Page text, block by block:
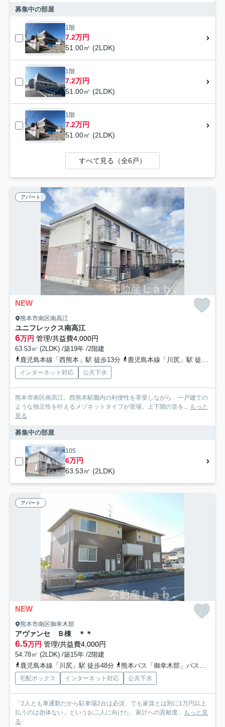
募集中の部屋
1階
7.2万円
51.00㎡ (2LDK)
1階
7.2万円
51.00㎡ (2LDK)
1階
7.2万円
51.00㎡ (2LDK)
すべて見る（全6戸）
アパート
NEW
熊本市南区南高江
ユニフレックス南高江
6万円 管理/共益費4,000円
63.53㎡ (2LDK) /築19年 /2階建
鹿児島本線「西熊本」駅 徒歩13分
鹿児島本線「川尻」駅 徒歩22分
インターネット対応 公共下水
熊本市南区南高江。西熊本駅圏内の利便性を享受しながら、一戸建ての
ような独立性を叶えるメゾネットタイプが登場。上下階の音を... もっと
見る
募集中の部屋
105
6万円
63.53㎡ (2LDK)
アパート
NEW
熊本市南区御幸木部
アヴァンセ Ｂ棟 ＊＊
6.5万円 管理/共益費4,000円
54.78㎡ (2LDK) /築15年 /2階建
鹿児島本線「川尻」駅 徒歩48分
熊本バス「御幸木部」バス停下車 徒歩1分
宅配ボックス インターネット対応 公共下水
「2人とも車通勤だから駐車場2台は必須、でも家賃とは別に1万円以上
払うのは勿体ない」というお二人に向けた、家計への貢献度... もっと見
る